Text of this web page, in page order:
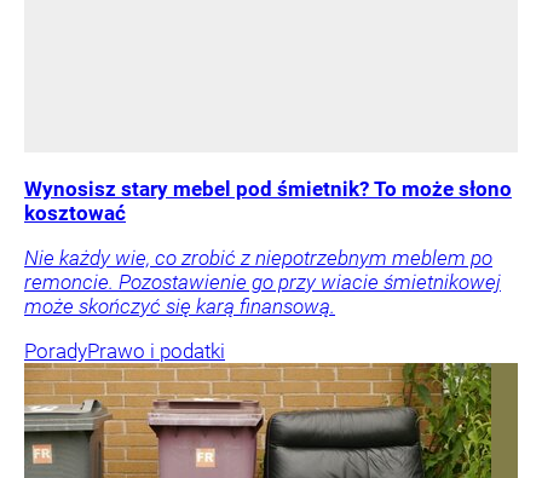
Wynosisz stary mebel pod śmietnik? To może słono
kosztować
Nie każdy wie, co zrobić z niepotrzebnym meblem po
remoncie. Pozostawienie go przy wiacie śmietnikowej
może skończyć się karą finansową.
PoradyPrawo i podatki